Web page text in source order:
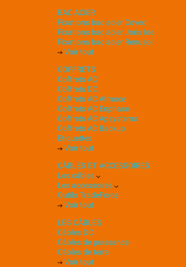
BAC ACIER
Fixations bac acier Coveo
Fixations bac acier Joris Ide
Fixations bac acier Renusol
Voir tout
COFFRETS
Coffrets AC
Coffrets DC
Coffrets AC Atmoce
Coffrets AC Enphase
Coffrets AC Apsystems
Coffrets AC Backup
Etiquettes
Voir tout
CÂBLES ET ACCESSOIRES
Les câbles
Les accessoires
Outils TradeForce
Voir tout
LES CÂBLES
Câbles DC
Câbles de puissance
Câbles de terre
Voir tout